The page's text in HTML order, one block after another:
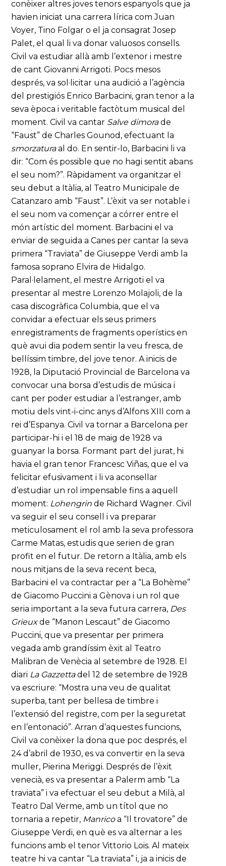
conèixer altres joves tenors espanyols que ja
havien iniciat una carrera lírica com Juan
Voyer, Tino Folgar o el ja consagrat Josep
Palet, el qual li va donar valuosos consells.
Civil va estudiar allà amb l’extenor i mestre
de cant Giovanni Arrigoti. Pocs mesos
després, va sol·licitar una audició a l’agència
del prestigiós Enrico Barbacini, gran tenor a la
seva època i veritable factòtum musical del
moment. Civil va cantar Salve dimorade
“Faust” de Charles Gounod, efectuant la
smorzaturaal do. En sentir-lo, Barbacini li va
dir: “Com és possible que no hagi sentit abans
el seu nom?”. Ràpidament va organitzar el
seu debut a Itàlia, al Teatro Municipale de
Catanzaro amb “Faust”. L’èxit va ser notable i
el seu nom va començar a córrer entre el
món artístic del moment. Barbacini el va
enviar de seguida a Canes per cantar la seva
primera “Traviata” de Giuseppe Verdi amb la
famosa soprano Elvira de Hidalgo.
Paral·lelament, el mestre Arrigoti el va
presentar al mestre Lorenzo Molajoli, de la
casa discogràfica Columbia, que el va
convidar a efectuar els seus primers
enregistraments de fragments operístics en
què avui dia podem sentir la veu fresca, de
bellíssim timbre, del jove tenor. A inicis de
1928, la Diputació Provincial de Barcelona va
convocar una borsa d’estudis de música i
cant per poder estudiar a l’estranger, amb
motiu dels vint-i-cinc anys d’Alfons XIII com a
rei d’Espanya. Civil va tornar a Barcelona per
participar-hi i el 18 de maig de 1928 va
guanyar la borsa. Formant part del jurat, hi
havia el gran tenor Francesc Viñas, que el va
felicitar efusivament i li va aconsellar
d’estudiar un rol impensable fins a aquell
moment: Lohengrin de Richard Wagner. Civil
va seguir el seu consell i va preparar
meticulosament el rol amb la seva professora
Carme Matas, estudis que serien de gran
profit en el futur. De retorn a Itàlia, amb els
nous mitjans de la seva recent beca,
Barbacini el va contractar per a “La Bohème”
de Giacomo Puccini a Gènova i un rol que
seria important a la seva futura carrera, Des
Grieuxde “Manon Lescaut” de Giacomo
Puccini, que va presentar per primera
vegada amb grandíssim èxit al Teatro
Malibran de Venècia al setembre de 1928. El
diari La Gazzettadel 12 de setembre de 1928
va escriure: “Mostra una veu de qualitat
superba, tant per bellesa de timbre i
l’extensió del registre, com per la seguretat
en l’entonació”. Arran d’aquestes funcions,
Civil va conèixer la dona que poc després, el
24 d’abril de 1930, es va convertir en la seva
muller, Pierina Meriggi. Després de l’èxit
venecià, es va presentar a Palerm amb “La
traviata” i va efectuar el seu debut a Milà, al
Teatro Dal Verme, amb un títol que no
tornaria a repetir, Manricoa “Il trovatore” de
Giuseppe Verdi, en què es va alternar a les
funcions amb el tenor Vittorio Lois. Al mateix
teatre hi va cantar “La traviata” i, ja a inicis de